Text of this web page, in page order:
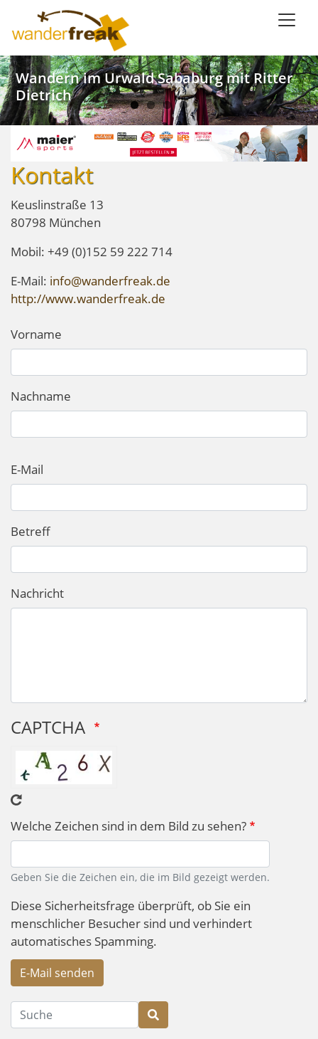
Wandern im Urwald Sababurg mit Ritter
Dietrich
Wandern mit Meerblick in Ligurien
Weinwandern im Lieblichen Taubertal
Kanu SaarFari im Wiltinger Saarbogen
Kontakt
Keuslinstraße 13
80798 München
Mobil: +49 (0)152 59 222 714
E-Mail: info@wanderfreak.de
http://www.wanderfreak.de
Name
Vorname
Nachname
E-Mail
Betreff
Nachricht
CAPTCHA
Welche Zeichen sind in dem Bild zu sehen?
Geben Sie die Zeichen ein, die im Bild gezeigt werden.
Diese Sicherheitsfrage überprüft, ob Sie ein
menschlicher Besucher sind und verhindert
automatisches Spamming.
E-Mail senden
Suche